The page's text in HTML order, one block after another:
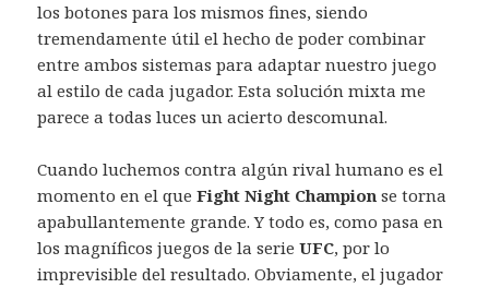
los botones para los mismos fines, siendo
tremendamente útil el hecho de poder combinar
entre ambos sistemas para adaptar nuestro juego
al estilo de cada jugador. Esta solución mixta me
parece a todas luces un acierto descomunal.
Cuando luchemos contra algún rival humano es el
momento en el queFight Night Champion se torna
apabullantemente grande. Y todo es, como pasa en
los magníficos juegos de la serieUFC, por lo
imprevisible del resultado. Obviamente, el jugador